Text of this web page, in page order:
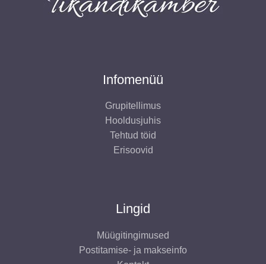
Infomenüü
Grupitellimus
Hooldusjuhis
Tehtud töid
Erisoovid
Lingid
Müügitingimused
Postitamise- ja makseinfo